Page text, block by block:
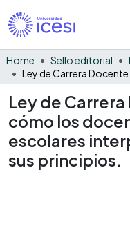
Home Sello editorial
Ley de
cómo los
escolares
sus principios.